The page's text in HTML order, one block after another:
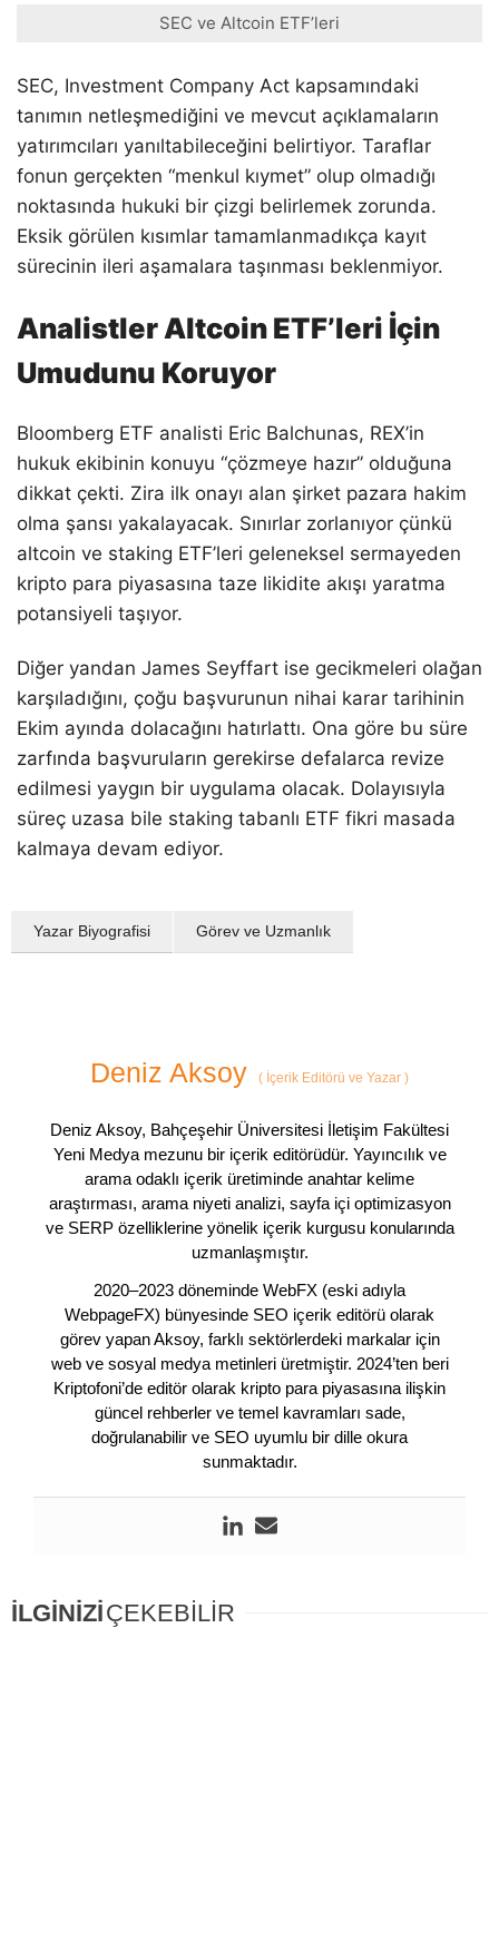
SEC ve Altcoin ETF’leri
SEC, Investment Company Act kapsamındaki
tanımın netleşmediğini ve mevcut açıklamaların
yatırımcıları yanıltabileceğini belirtiyor. Taraflar
fonun gerçekten “menkul kıymet” olup olmadığı
noktasında hukuki bir çizgi belirlemek zorunda.
Eksik görülen kısımlar tamamlanmadıkça kayıt
sürecinin ileri aşamalara taşınması beklenmiyor.
Analistler Altcoin ETF’leri İçin
Umudunu Koruyor
Bloomberg ETF analisti Eric Balchunas, REX’in
hukuk ekibinin konuyu “çözmeye hazır” olduğuna
dikkat çekti. Zira ilk onayı alan şirket pazara hakim
olma şansı yakalayacak. Sınırlar zorlanıyor çünkü
altcoin ve staking ETF’leri geleneksel sermayeden
kripto para piyasasına taze likidite akışı yaratma
potansiyeli taşıyor.
Diğer yandan James Seyffart ise gecikmeleri olağan
karşıladığını, çoğu başvurunun nihai karar tarihinin
Ekim ayında dolacağını hatırlattı. Ona göre bu süre
zarfında başvuruların gerekirse defalarca revize
edilmesi yaygın bir uygulama olacak. Dolayısıyla
süreç uzasa bile staking tabanlı ETF fikri masada
kalmaya devam ediyor.
Yazar Biyografisi Görev ve Uzmanlık
Deniz Aksoy ( İçerik Editörü ve Yazar )
Deniz Aksoy, Bahçeşehir Üniversitesi İletişim Fakültesi
Yeni Medya mezunu bir içerik editörüdür. Yayıncılık ve
arama odaklı içerik üretiminde anahtar kelime
araştırması, arama niyeti analizi, sayfa içi optimizasyon
ve SERP özelliklerine yönelik içerik kurgusu konularında
uzmanlaşmıştır.
2020–2023 döneminde WebFX (eski adıyla
WebpageFX) bünyesinde SEO içerik editörü olarak
görev yapan Aksoy, farklı sektörlerdeki markalar için
web ve sosyal medya metinleri üretmiştir. 2024’ten beri
Kriptofoni’de editör olarak kripto para piyasasına ilişkin
güncel rehberler ve temel kavramları sade,
doğrulanabilir ve SEO uyumlu bir dille okura
sunmaktadır.
İLGİNİZİÇEKEBİLİR